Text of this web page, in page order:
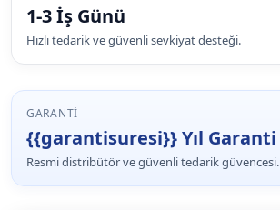
1-3 İş Günü
Hızlı tedarik ve güvenli sevkiyat desteği.
GARANTI
{{garantisuresi}} Yıl Garanti
Resmi distribütör ve güvenli tedarik güvencesi.